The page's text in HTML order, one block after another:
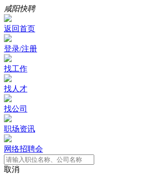
咸阳快聘
返回首页
登录/注册
找工作
找人才
找公司
职场资讯
网络招聘会
取消